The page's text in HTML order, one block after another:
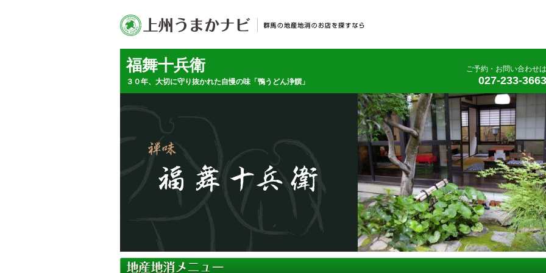
福舞十兵衛
３０年、大切に守り抜かれた自慢の味「鴨うどん浄饌」
ご予約・お問い合わせは
027-233-3663